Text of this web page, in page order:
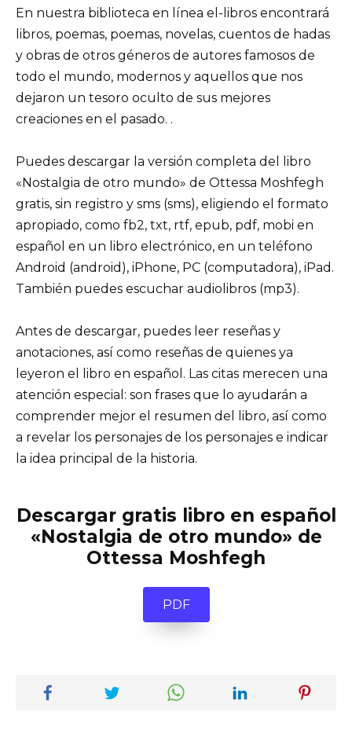
En nuestra biblioteca en línea el-libros encontrará
libros, poemas, poemas, novelas, cuentos de hadas
y obras de otros géneros de autores famosos de
todo el mundo, modernos y aquellos que nos
dejaron un tesoro oculto de sus mejores
creaciones en el pasado. .
Puedes descargar la versión completa del libro
«Nostalgia de otro mundo» de Ottessa Moshfegh
gratis, sin registro y sms (sms), eligiendo el formato
apropiado, como fb2, txt, rtf, epub, pdf, mobi en
español en un libro electrónico, en un teléfono
Android (android), iPhone, PC (computadora), iPad.
También puedes escuchar audiolibros (mp3).
Antes de descargar, puedes leer reseñas y
anotaciones, así como reseñas de quienes ya
leyeron el libro en español. Las citas merecen una
atención especial: son frases que lo ayudarán a
comprender mejor el resumen del libro, así como
a revelar los personajes de los personajes e indicar
la idea principal de la historia.
Descargar gratis libro en español
«Nostalgia de otro mundo» de
Ottessa Moshfegh
PDF